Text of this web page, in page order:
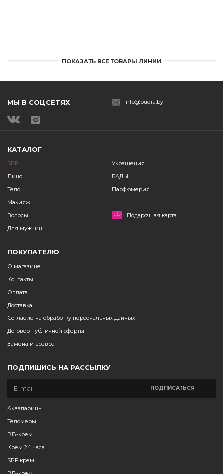
ПОКАЗАТЬ ВСЕ ТОВАРЫ ЛИНИИ
МЫ В СОЦСЕТЯХ info@pudra.by
КАТАЛОГ
SPF
Лицо
Тело
Макияж
Волосы
Для мужчин
Украшения
БАДЫ
Парфюмерия
Подарочная карта
ПОКУПАТЕЛЮ
О магазине
Контакты
Оплата
Доставка
Согласие на обработку персональных данных
Договор публичной оферты
Замена и возврат
ПОДПИШИСЬ НА РАССЫЛКУ
ПОДПИСАТЬСЯ
Аквапарины
Теломеры
BB-крем
Крем 24 часа
SPF крем